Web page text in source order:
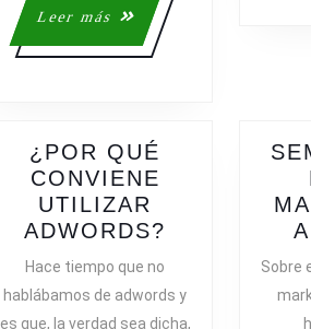
Leer más
Leer
más
¿POR QUÉ
CONVIENE
UTILIZAR
ADWORDS?
UTILIZAR
Hace tiempo que no
hablábamos de adwords y
es que, la verdad sea dicha,
Sobre